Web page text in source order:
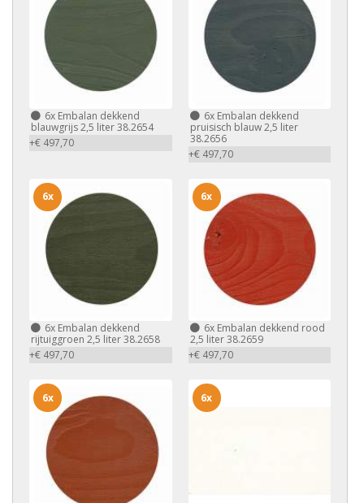
6x Embalan dekkend
blauwgrijs 2,5 liter 38.2654
+€ 497,70
6xEmbalan dekkend
pruisisch blauw 2,5 liter
38.2656
+€ 497,70
6x Embalan dekkend
rijtuiggroen 2,5 liter 38.2658
+€ 497,70
6x
6xEmbalan dekkend rood
2,5 liter 38.2659
+€ 497,70
6x
6x 6x